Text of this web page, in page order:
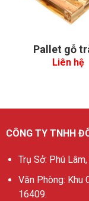
Pallet gỗ
Liên hệ
CÔNG TY TNHH
Trụ Sở: Phú
Văn Phòng: Khu
16409.